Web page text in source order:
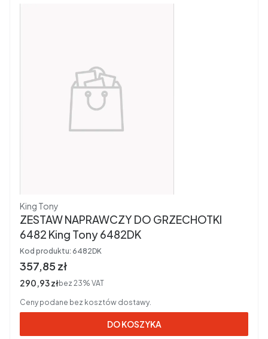
Producent
King Tony
ZESTAW NAPRAWCZY DO GRZECHOTKI
6482 King Tony 6482DK
Kod produktu: 6482DK
Cena brutto
357,85 zł
Cena netto
290,93 złbez 23% VAT
Ceny podane bez kosztów dostawy.
DO KOSZYKA